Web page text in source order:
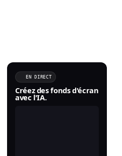
EN DIRECT
Créez des fonds d'écran
avec l'IA.